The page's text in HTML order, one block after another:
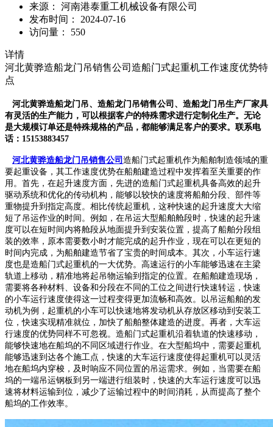
来源：
河南港泰重工机械设备有限公司
发布时间：
2024-07-16
访问量：
550
详情
河北黄骅造船龙门吊销售公司造船门式起重机工作速度优势特
点
河北黄骅造船龙门吊、造船龙门吊销售公司、造船龙门吊生产厂家具
有灵活的生产能力，可以根据客户的特殊需求进行定制化生产。无论
是大规模订单还是特殊规格的产品，都能够满足客户的要求。联系电
话：15153883457
河北黄骅造船龙门吊销售公司 造船门式起重机作为船舶制造领域的重
要起重设备，其工作速度优势在船舶建造过程中发挥着至关重要的作
用。首先，在起升速度方面，先进的造船门式起重机具备高效的起升
驱动系统和优化的传动机构，能够以较快的速度将船舶分段、部件等
重物提升到指定高度。相比传统起重机，这种快速的起升速度大大缩
短了吊运作业的时间。例如，在吊运大型船舶舱段时，快速的起升速
度可以在短时间内将舱段从地面提升到安装位置，提高了船舶分段组
装的效率，原本需要数小时才能完成的起升作业，现在可以在更短的
时间内完成，为船舶建造节省了宝贵的时间成本。 其次，小车运行速
度也是造船门式起重机的一大优势。高速运行的小车能够迅速在主梁
轨道上移动，精准地将起吊物运输到指定的位置。在船舶建造现场，
需要将各种材料、设备和分段在不同的工位之间进行快速转运，快速
的小车运行速度使得这一过程变得更加流畅和高效。以吊运船舶的发
动机为例，起重机的小车可以快速地将发动机从存放区移动到安装工
位，快速实现精准就位，加快了船舶整体建造的进度。再者，大车运
行速度的优势同样不可忽视。造船门式起重机沿着轨道的快速移动，
能够快速地在船坞的不同区域进行作业。在大型船坞中，需要起重机
能够迅速到达各个施工点，快速的大车运行速度使得起重机可以灵活
地在船坞内穿梭，及时响应不同位置的吊运需求。例如，当需要在船
坞的一端吊运钢板到另一端进行组装时，快速的大车运行速度可以迅
速将材料运输到位，减少了运输过程中的时间消耗，从而提高了整个
船坞的工作效率。